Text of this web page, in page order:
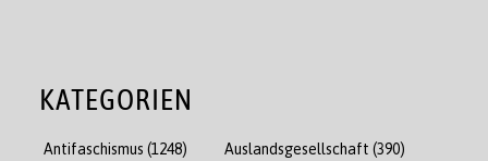
KATEGORIEN
Antifaschismus (1248) Auslandsgesellschaft (390)